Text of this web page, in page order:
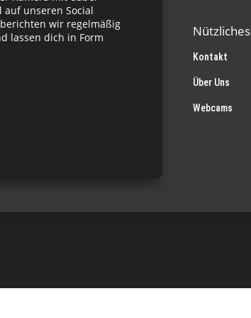
auf unseren Social
wir regelmäßig
lassen dich in Form
Nützliches
Kontakt
Über Uns
Webcams